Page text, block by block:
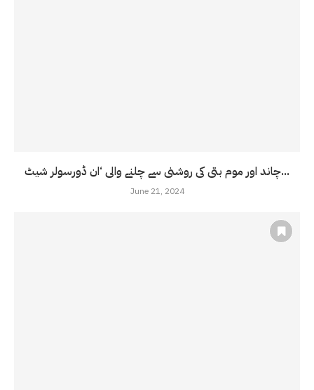
چاند اور موم بتی کی روشنی سے چلنے والی ‘ان ڈورسولر شیٹ...
June 21, 2024